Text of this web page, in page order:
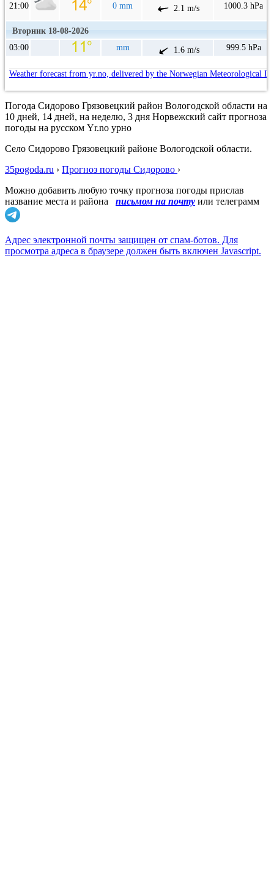
21:00 0 mm 2.1 m/s 1000.3 hPa
Вторник 18-08-2026
03:00
mm 1.6 m/s 999.5 hPa
Weather forecast from yr.no, delivered by the Norwegian Meteorological
Погода Сидорово Грязовецкий район Вологодской области на
10 дней, 14 дней, на неделю, 3 дня Норвежский сайт прогноза
погоды на русском Yr.no урно
Село Сидорово Грязовецкий районе Вологодской области.
35pogoda.ru › Прогноз погоды Сидорово ›
Можно добавить любую точку прогноза погоды прислав
название места и района
письмом на почту или телеграмм
Адрес электронной почты защищен от спам-ботов. Для
просмотра адреса в браузере должен быть включен Javascript.